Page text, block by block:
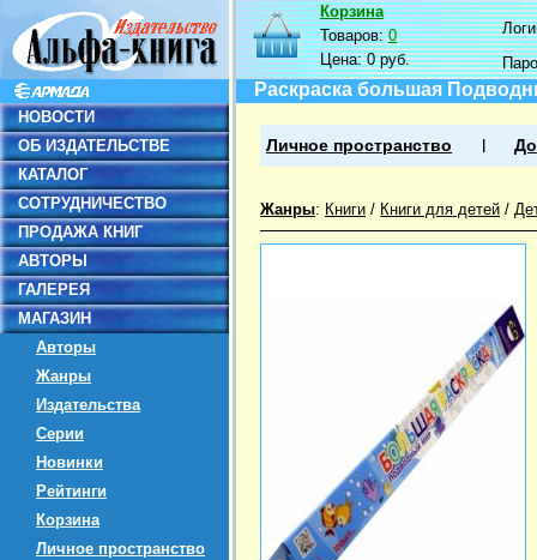
НОВОСТИ
ОБ ИЗДАТЕЛЬСТВЕ
КАТАЛОГ
СОТРУДНИЧЕСТВО
ПРОДАЖА КНИГ
АВТОРЫ
ГАЛЕРЕЯ
МАГАЗИН
Авторы
Жанры
Издательства
Серии
Новинки
Рейтинги
Корзина
Личное пространство
Корзина
Товаров:0
Цена:0 руб.
Раскраска большая
Личное пространство
Жанры: Книги / Книги для детей /